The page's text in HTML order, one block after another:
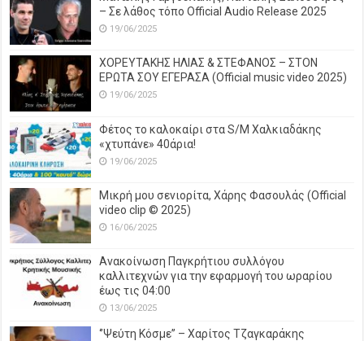
– Σε λάθος τόπο Official Audio Release 2025
19/06/2025
ΧΟΡΕΥΤΑΚΗΣ ΗΛΙΑΣ & ΣΤΕΦΑΝΟΣ – ΣΤΟΝ
ΕΡΩΤΑ ΣΟΥ ΕΓΕΡΑΣΑ (Official music video 2025)
19/06/2025
Φέτος το καλοκαίρι στα S/M Χαλκιαδάκης
«χτυπάνε» 40άρια!
19/06/2025
Μικρή μου σενιορίτα, Χάρης Φασουλάς (Official
video clip © 2025)
16/06/2025
Ανακοίνωση Παγκρήτιου συλλόγου
καλλιτεχνών για την εφαρμογή του ωραρίου
έως τις 04:00
13/06/2025
‘’Ψεύτη Κόσμε’’ – Χαρίτος Τζαγκαράκης